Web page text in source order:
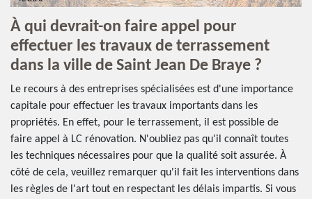
À qui devrait-on faire appel pour
effectuer les travaux de terrassement
dans la ville de Saint Jean De Braye ?
Le recours à des entreprises spécialisées est d'une importance
capitale pour effectuer les travaux importants dans les
propriétés. En effet, pour le terrassement, il est possible de
faire appel à LC rénovation. N'oubliez pas qu'il connaît toutes
les techniques nécessaires pour que la qualité soit assurée. À
côté de cela, veuillez remarquer qu'il fait les interventions dans
les règles de l'art tout en respectant les délais impartis. Si vous